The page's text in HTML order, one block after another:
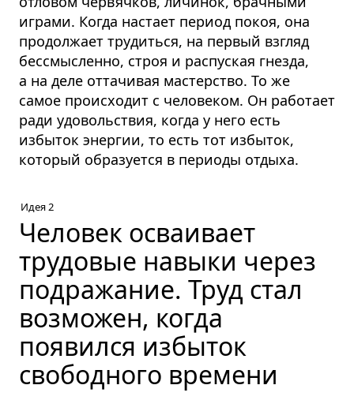
играми. Когда настает период покоя, она
продолжает трудиться, на первый взгляд
бессмысленно, строя и распуская гнезда,
а на деле оттачивая мастерство. То же
самое происходит с человеком. Он работает
ради удовольствия, когда у него есть
избыток энергии, то есть тот избыток,
который образуется в периоды отдыха.
Идея 2
Человек осваивает
трудовые навыки через
подражание. Труд стал
возможен, когда
появился избыток
свободного времени